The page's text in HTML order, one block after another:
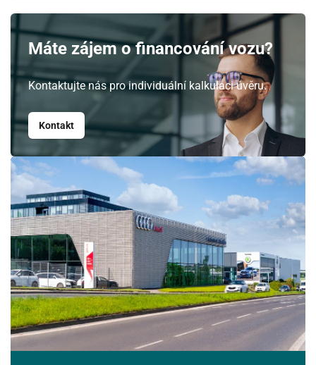
Máte zájem o financování vozu?
Kontaktujte nás pro individuální kalkulaci úvěru.
Kontakt
Srpen
PO ÚT ČT NE
27 28 29 31 1
3 4 5 6 7
10 11 12 13 14 15 16
17 18 19 20 21 22 23
24 25 26 27 28 29 30